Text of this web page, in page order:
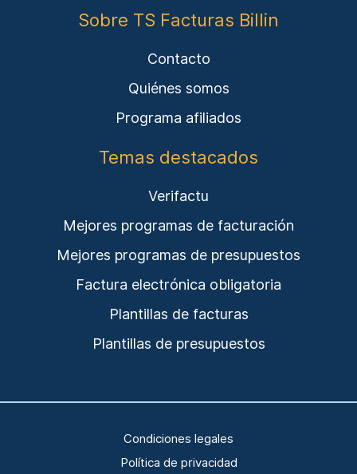
Sobre TS Facturas Billin
Contacto
Quiénes somos
Programa afiliados
Temas destacados
Verifactu
Mejores programas de facturación
Mejores programas de presupuestos
Factura electrónica obligatoria
Plantillas de facturas
Plantillas de presupuestos
Condiciones legales
Política de privacidad